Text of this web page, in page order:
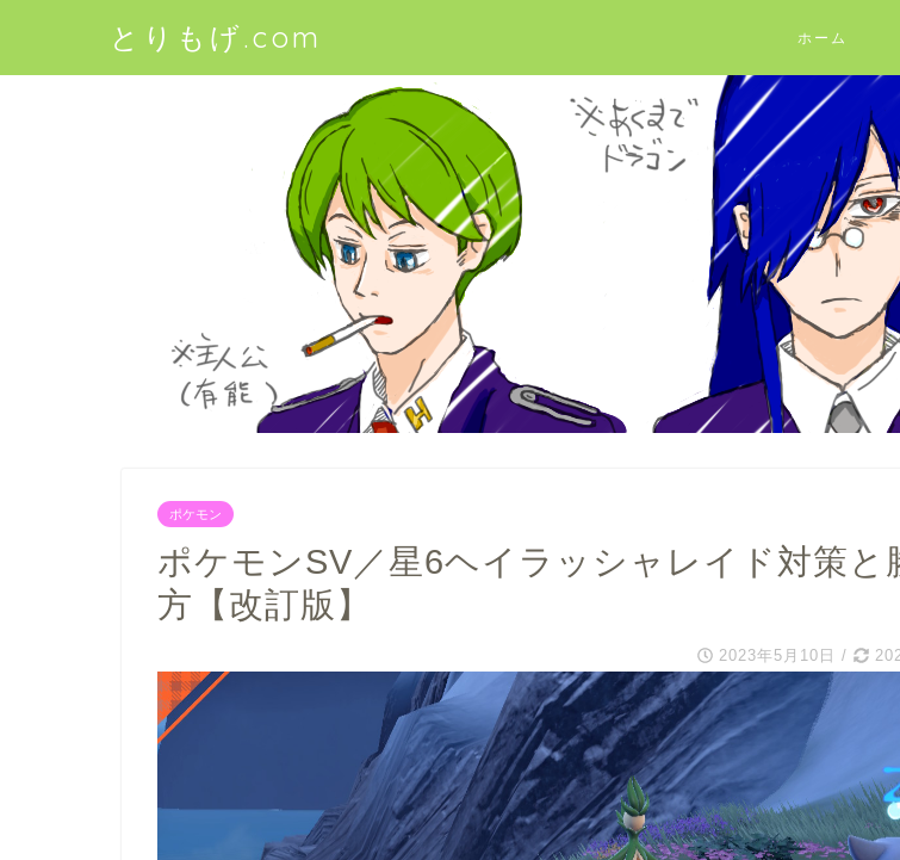
とりもげ.com ホーム
ポケモン
ポケモンSV／星6ヘイラッシャレイド対策と
方【改訂版】
2023年5月10日 /